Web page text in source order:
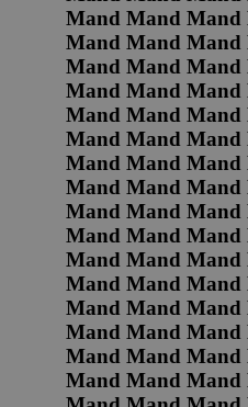
Mand Mand
Mand Mand
Mand Mand
Mand Mand
Mand Mand
Mand Mand
Mand Mand
Mand Mand
Mand Mand
Mand Mand
Mand Mand
Mand Mand
Mand Mand
Mand Mand
Mand Mand
Mand Mand